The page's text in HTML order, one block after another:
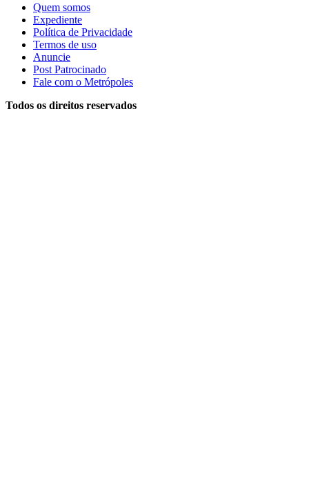
Quem somos
Expediente
Política de Privacidade
Termos de uso
Anuncie
Post Patrocinado
Fale com o Metrópoles
Todos os direitos reservados